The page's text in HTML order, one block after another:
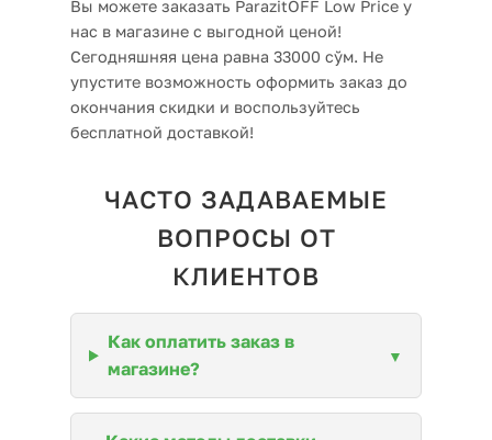
Вы можете заказать ParazitOFF Low Price у
нас в магазине с выгодной ценой!
Сегодняшняя цена равна 33000 сўм. Не
упустите возможность оформить заказ до
окончания скидки и воспользуйтесь
бесплатной доставкой!
ЧАСТО ЗАДАВАЕМЫЕ
ВОПРОСЫ ОТ
КЛИЕНТОВ
Как оплатить заказ в
магазине?